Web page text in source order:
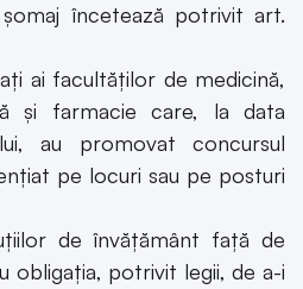
încetează potrivit art.
ai facultăţilor de medicină,
şi farmacie care, la data
au promovat concursul
pe locuri sau pe posturi
de învăţământ faţă de
obligaţia, potrivit legii, de a-i